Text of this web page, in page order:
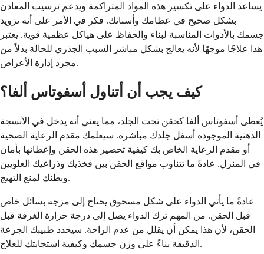
يساعد الدواء على تكسير هذه المواد المتراكمة ويدعم ترسيب المعادن
بشكل صحيح في عظامك وأسنانك. فكر في الأمر على أنه تزويد
جسمك بالأدوات المناسبة لبناء والحفاظ على هياكل عظمية قوية. يعتبر
هذا علاجًا موجهًا لأنه يعالج بشكل مباشر السبب الجذري للحالة بدلاً من
مجرد إدارة الأعراض.
كيف يجب أن أتناول أسفوتاس ألفا؟
يُعطى أسفوتاس ألفا كحقن تحت الجلد، مما يعني أنه يدخل في الأنسجة
الدهنية الموجودة أسفل جلدك مباشرة. سيعلمك مقدم الرعاية الصحية
أو مقدم الرعاية الخاص بك كيفية تحضير هذه الحقن وإعطائها بأمان
في المنزل. عادةً ما تتناوب مواقع الحقن بين فخذيك وذراعيك العلويين
وبطنك لمنع التهيج.
عادةً ما يأتي الدواء على شكل مسحوق يحتاج إلى مزجه بسائل خاص
قبل الحقن. من المهم ترك الدواء يصل إلى درجة حرارة الغرفة قبل
الحقن، لأن هذا يمكن أن يقلل من عدم الراحة. سيحدد طبيبك الجرعة
الدقيقة بناءً على وزن جسمك وكيفية استجابتك للعلاج.